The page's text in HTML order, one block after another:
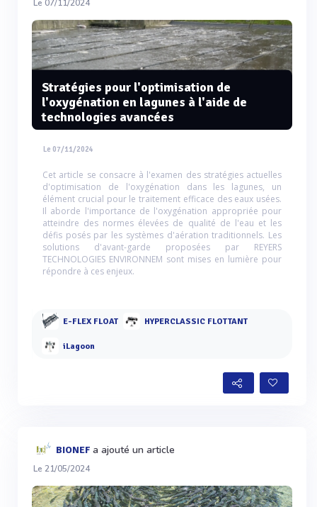
Le 07/11/2024
Stratégies pour l'optimisation de
l'oxygénation en lagunes à l'aide de
technologies avancées
Le 07/11/2024
Cet article se consacre à l'examen des stratégies actuelles
d'optimisation de l'oxygénation dans les lagunes, un
élément crucial pour le traitement efficace des eaux usées.
Il aborde l'importance de l'oxygénation appropriée pour
atteindre des normes élevées de qualité de l'eau et les
défis posés par les systèmes d'aération traditionnels. Les
solutions d'avant-garde proposées par REYERS
TECHNOLOGIES ENVIRONNEM sont mises en lumière pour
répondre à ces enjeux.
E-FLEX FLOAT HYPERCLASSIC FLOTTANT
iLagoon
BIONEF a ajouté un article
Le 21/05/2024